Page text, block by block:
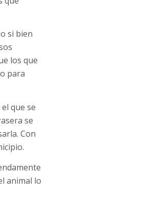
si bien
los que
para
que se
se
Con
animal lo